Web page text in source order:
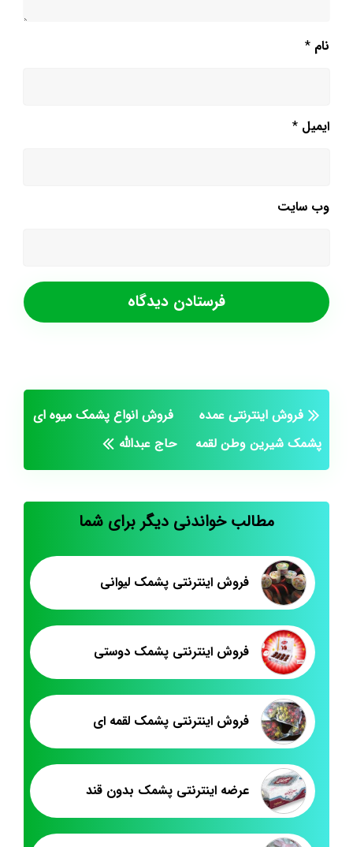
نام *
ایمیل *
وب‌ سایت
فروش اینترنتی عمده
پشمک شیرین وطن لقمه
فروش انواع پشمک میوه ای
حاج عبدالله
مطالب خواندنی دیگر برای شما
فروش اینترنتی پشمک لیوانی
فروش اینترنتی پشمک دوستی
فروش اینترنتی پشمک لقمه ای
عرضه اینترنتی پشمک بدون قند